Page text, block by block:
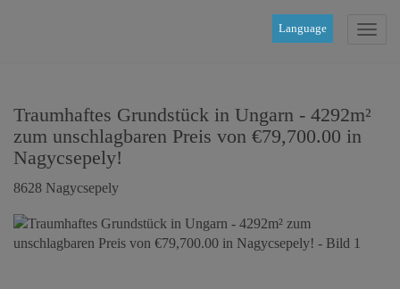
Language
Traumhaftes Grundstück in Ungarn - 4292m²
zum unschlagbaren Preis von €79,700.00 in
Nagycsepely!
8628 Nagycsepely